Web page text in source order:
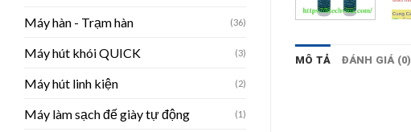
Máy hàn - Trạm hàn (36)
Máy hút khói QUICK (3)
Máy hút linh kiện (2)
Máy làm sạch đế giày tự động (1)
MÔ TẢ ĐÁNH GIÁ (0)